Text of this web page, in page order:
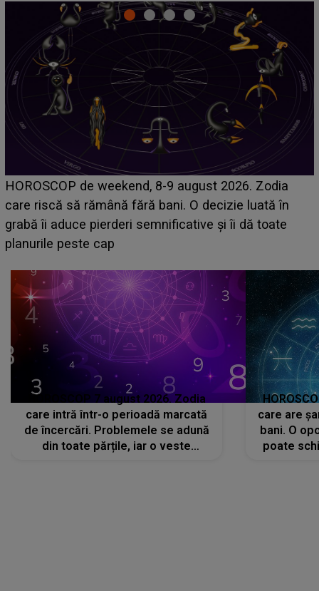
Emanuel a ținut ACEST DETALIU ASCUNS până
acum! În fața Alexandrei, concurentul din Casa Iubirii
face o MĂRTURISIRE NEAȘTEPTATĂ despre mama
sa: "I-am spus și ei în față, eu nu te iubesc pentru
HOROSCOP 7 august 2026. Zodia
care intră într-o perioadă marcată
de încercări. Problemele se adună
din toate părțile, iar o veste
care are
bani. O
poate